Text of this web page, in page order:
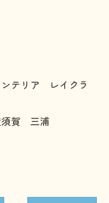
テリア レイクラ
賀 三浦